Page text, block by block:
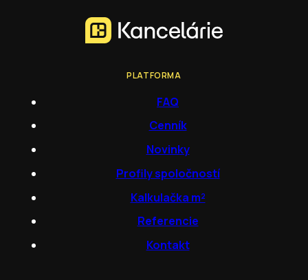
PLATFORMA
FAQ
Cenník
Novinky
Profily spoločností
Kalkulačka m²
Referencie
Kontakt